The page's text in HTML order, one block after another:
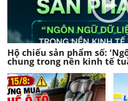
Hộ chiếu sản phẩm số:
chung trong nền kinh tế